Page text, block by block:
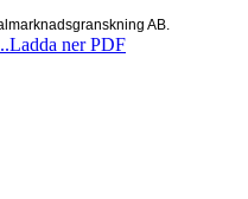
AB.
Ladda ner PDF